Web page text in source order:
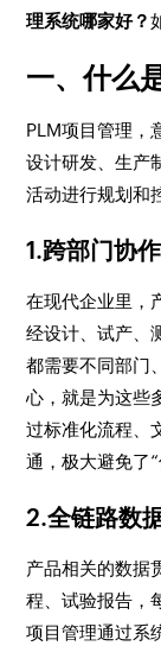
理系统哪家好？
一、什么
PLM项目管理，
设计研发、生产
活动进行规划和
1.跨部门协
在现代企业里，
经设计、试产、
都需要不同部门
心，就是为这些
过标准化流程、
通，极大避免了
2.全链路数
产品相关的数据
程、试验报告，
项目管理通过系